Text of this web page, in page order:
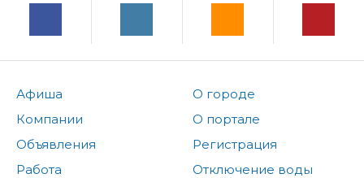
Афиша
Компании
Объявления
Работа
О городе
О портале
Регистрация
Отключение воды